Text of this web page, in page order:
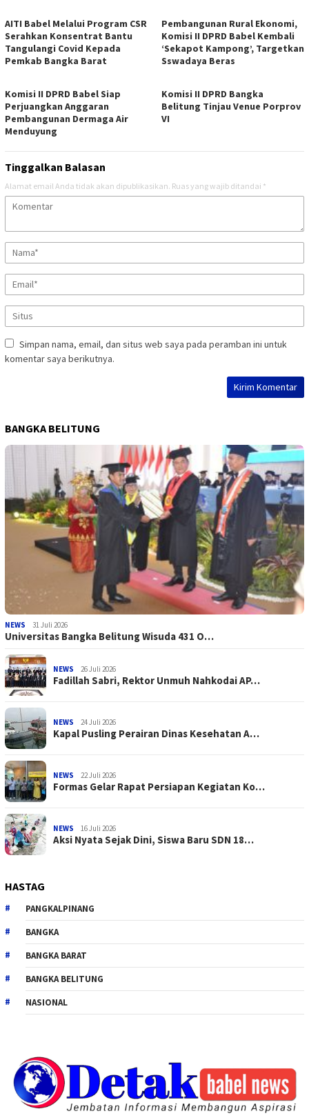
AITI Babel Melalui Program CSR
Serahkan Konsentrat Bantu
Tangulangi Covid Kepada
Pemkab Bangka Barat
Pembangunan Rural Ekonomi,
Komisi II DPRD Babel Kembali
‘Sekapot Kampong’, Targetkan
Sswadaya Beras
Komisi II DPRD Babel Siap
Perjuangkan Anggaran
Pembangunan Dermaga Air
Menduyung
Komisi II DPRD Bangka
Belitung Tinjau Venue Porprov
VI
Tinggalkan Balasan
Alamat email Anda tidak akan dipublikasikan. Ruas yang wajib ditandai *
Simpan nama, email, dan situs web saya pada peramban ini untuk
komentar saya berikutnya.
BANGKA BELITUNG
NEWS 31 Juli 2026
Universitas Bangka Belitung Wisuda 431 O…
NEWS 26 Juli 2026
Fadillah Sabri, Rektor Unmuh Nahkodai AP…
NEWS 24 Juli 2026
Kapal Pusling Perairan Dinas Kesehatan A…
NEWS 22 Juli 2026
Formas Gelar Rapat Persiapan Kegiatan Ko…
NEWS 16 Juli 2026
Aksi Nyata Sejak Dini, Siswa Baru SDN 18…
HASTAG
PANGKALPINANG
BANGKA
BANGKA BARAT
BANGKA BELITUNG
NASIONAL